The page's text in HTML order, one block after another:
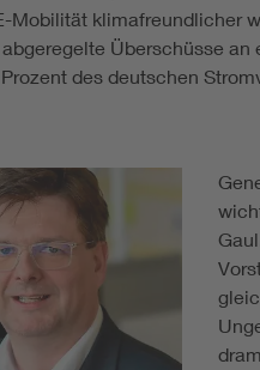
Mobilität klimafreundlicher
Überschüsse an
des deutschen